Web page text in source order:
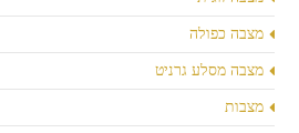
מצבה כפולה
מצבה מסלע גרניט
מצבות